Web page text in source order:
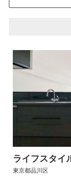
ライフスタイ
東京都品川区